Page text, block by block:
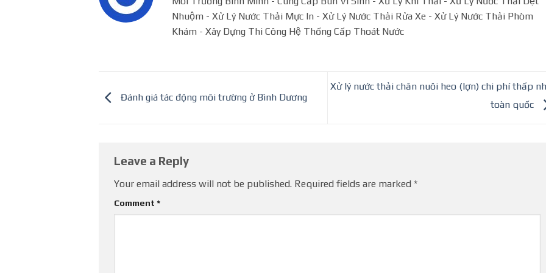
Nhuộm - Xử Lý Nước Thải Mực In - Xử Lý Nước Thải Rửa Xe - Xử Lý Nước Thải Phòm
Khám - Xây Dựng Thi Công Hệ Thống Cấp Thoát Nước
Đánh giá tác động môi trường ở Bình Dương
Xử lý nước thải chăn nuôi heo (lợn) chi phí thấp
toàn quốc
Leave a Reply
Your email address will not be published. Required fields are marked *
Comment *